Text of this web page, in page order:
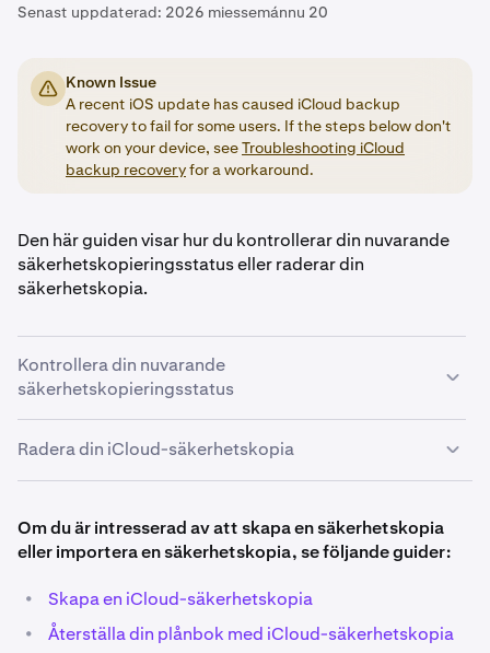
Senast uppdaterad: 2026 miessemánnu 20
Known Issue
A recent iOS update has caused iCloud backup
recovery to fail for some users. If the steps below don't
work on your device, seeTroubleshooting iCloud
backup recoveryfor a workaround.
Den här guiden visar hur du kontrollerar din nuvarande
säkerhetskopieringsstatus eller raderar din
säkerhetskopia.
Kontrollera din nuvarande
säkerhetskopieringsstatus
Vill du bekräfta statusen för din iCloud-säkerhetskopia?
1
Öppna din Kraken Wallet-app och navigera till
Inställningar.
På sidan Inställningar trycker du på
säkerhetskopior.
Radera din iCloud-säkerhetskopia
Innan du raderar din iCloud-säkerhetskopia, se till att
du har skrivit ner din 12-ords Secret Recovery Phrase
Om du förlorar din Secret Recovery Phrase och inte kan
komma åt din Kraken Wallet, finns det inget sätt att
återställa din plånbok – dina tillgångar är förlorade för
Om du är intresserad av att skapa en säkerhetskopia
eller importera en säkerhetskopia, se följande guider:
• Skapa en iCloud-säkerhetskopia
• Återställa din plånbok med iCloud-säkerhetskopia